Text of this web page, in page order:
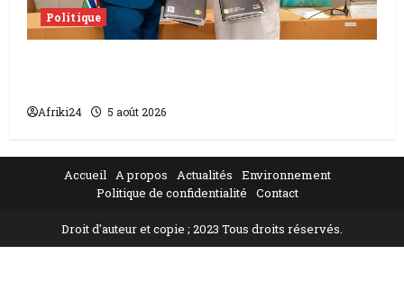
Politique
Afriki24 5 août 2026
Accueil A propos Actualités
Environnement
Politique de confidentialité
Contact
Droit d'auteur et copie ; 2023 Tous droits réservés.